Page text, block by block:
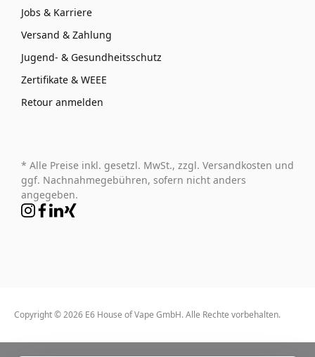
Jobs & Karriere
Versand & Zahlung
Jugend- & Gesundheitsschutz
Zertifikate & WEEE
Retour anmelden
* Alle Preise inkl. gesetzl. MwSt., zzgl. Versandkosten und
ggf. Nachnahmegebühren, sofern nicht anders
angegeben.
Copyright © 2026 E6 House of Vape GmbH. Alle Rechte vorbehalten.